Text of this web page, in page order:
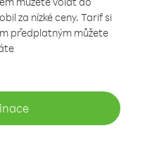
za nízké ceny. Tarif si
předplatným můžete